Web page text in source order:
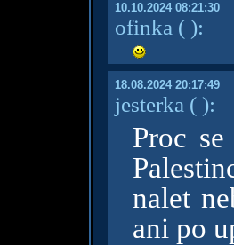
10.10.2024 08:21:30
ofinka ( ):
18.08.2024 20:17:49
jesterka ( ):
Proc
nalet
ani po